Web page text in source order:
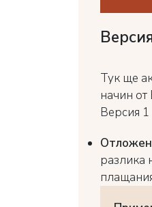
Тук ще
начин
Версия 1
разлика